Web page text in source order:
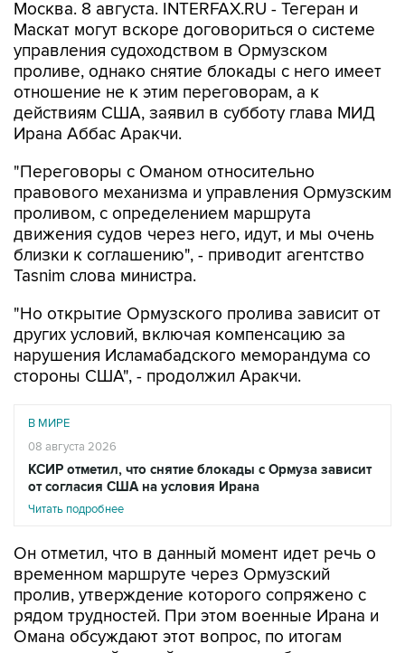
управления судоходством в Ормузском
проливе, однако снятие блокады с него имеет
отношение не к этим переговорам, а к
действиям США, заявил в субботу глава МИД
Ирана Аббас Аракчи.
"Переговоры с Оманом относительно
проливом, с определением маршрута
движения судов через него, идут, и мы очень
близки к соглашению", - приводит агентство
Tasnim слова министра.
"Но открытие Ормузского пролива зависит от
нарушения Исламабадского меморандума со
стороны США", - продолжил Аракчи.
В МИРЕ
КСИР отметил, что снятие блокады с Ормуза зависит
от согласия США на условия Ирана
Читать подробнее
Он отметил, что в данный момент идет речь о
пролив, утверждение которого сопряжено с
рядом трудностей. При этом военные Ирана и
Омана обсуждают этот вопрос, по итогам
консультаций новый путь должен быть
определен.